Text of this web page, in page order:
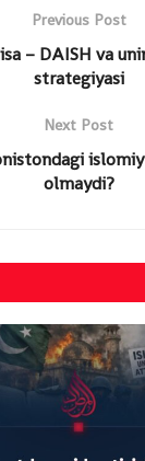
Previous Post
– DAISH va
strategiyasi
Next Post
olmaydi?